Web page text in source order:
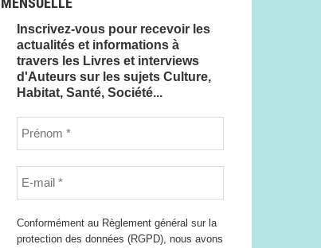
Inscrivez-vous pour recevoir les
actualités et informations à
travers les Livres et interviews
d'Auteurs sur les sujets Culture,
Habitat, Santé, Société...
Conformément au Règlement général sur la
protection des données (RGPD), nous avons